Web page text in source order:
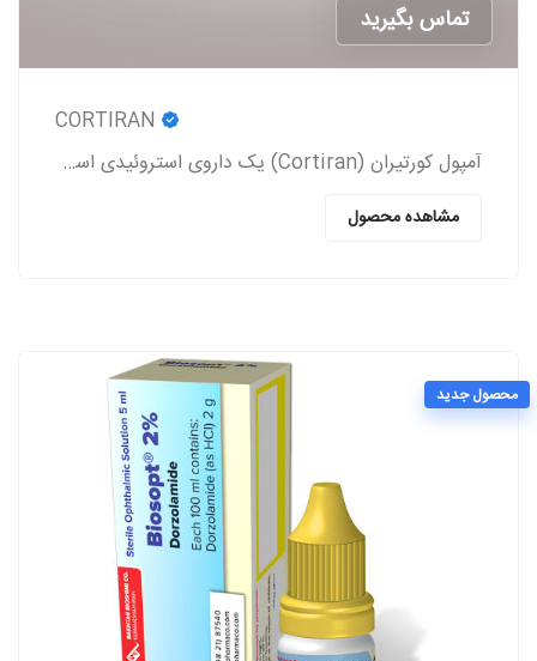
تماس بگیرید
آمپول کورتیران (Cortiran) یک داروی استروئیدی است که معمولاً برای درمان التهاب و درد ناشی از شرایط مختلف پزشکی استفاده می‌شود.
مشاهده محصول
محصول جدید